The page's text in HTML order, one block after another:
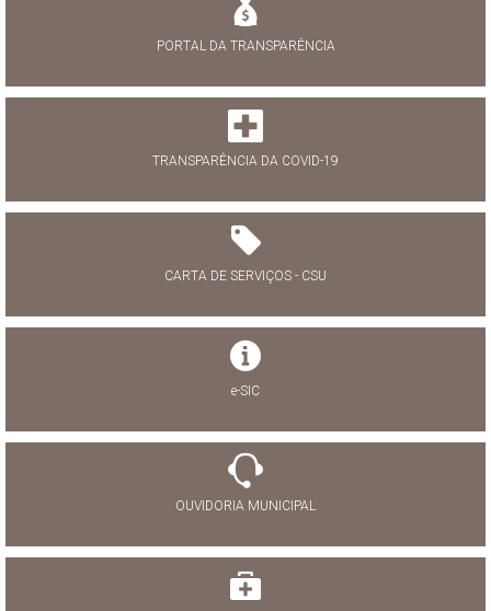
PORTAL DA TRANSPARÊNCIA
TRANSPARÊNCIA DA COVID-19
CARTA DE SERVIÇOS - CSU
e-SIC
OUVIDORIA MUNICIPAL